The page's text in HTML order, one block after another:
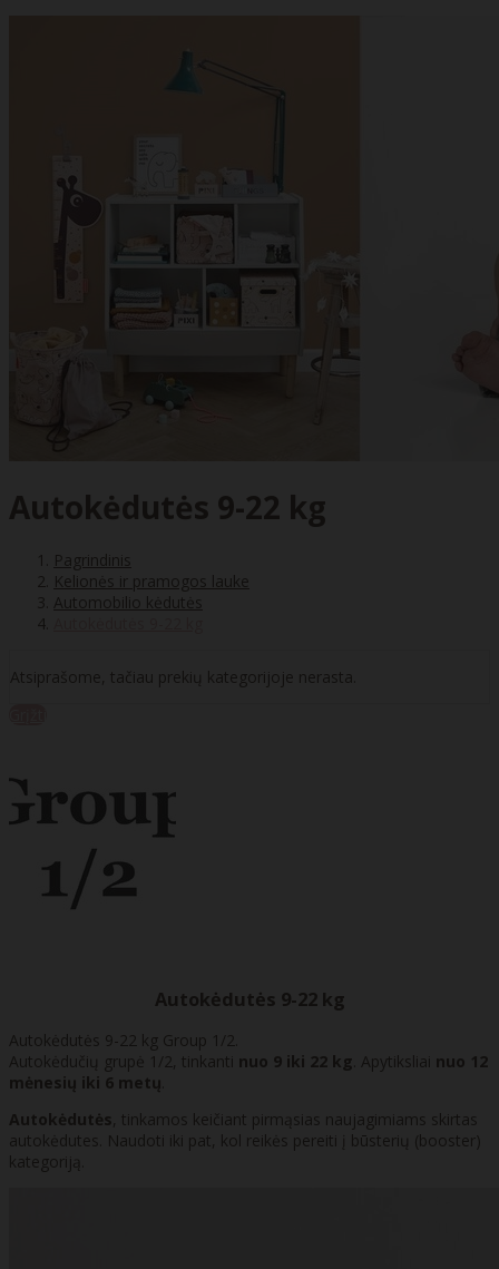
Autokėdutės 9-22 kg
Pagrindinis
Kelionės ir pramogos lauke
Automobilio kėdutės
Atsiprašome, tačiau prekių kategorijoje nerasta.
Autokėdutės 9-22 kg
Autokėdutės 9-22 kg Group 1/2.
Autokėdučių grupė 1/2, tinkanti nuo 9 iki 22 kg . Apytiksliai nuo 12
mėnesių iki 6 metų
Autokėdutės, tinkamos keičiant pirmąsias naujagimiams skirtas
autokėdutes. Naudoti iki pat, kol reikės pereiti į būsterių (booster)
kategoriją.